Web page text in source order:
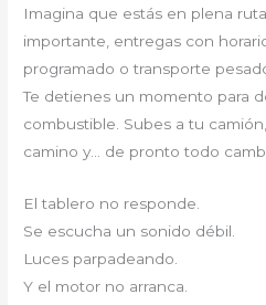
Imagina que estás en plena
importante, entregas con
programado o transporte
Te detienes un momento para
combustible. Subes a tu
camino y… de pronto todo
El tablero no responde.
Se escucha un sonido débil.
Luces parpadeando.
Y el motor no arranca.